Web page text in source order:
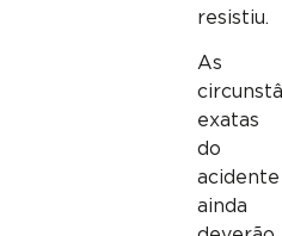
resistiu.
As
exatas
do
acidente
ainda